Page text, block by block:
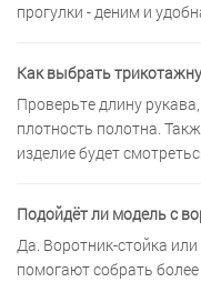
прогулки - деним и
Как выбрать
Проверьте длину
плотность полотна.
изделие будет
Подойдёт ли модель с
Да. Воротник-стойка
помогают собрать